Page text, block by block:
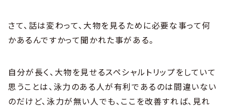
さて、話は変わって、大物を見るために必要な事って何
かあるんですかって聞かれた事がある。
自分が長く、大物を見せるスペシャルトリップをしていて
思うことは、泳力のある人が有利であるのは間違いない
のだけど、泳力が無い人でも、ここを改善すれば、見れ